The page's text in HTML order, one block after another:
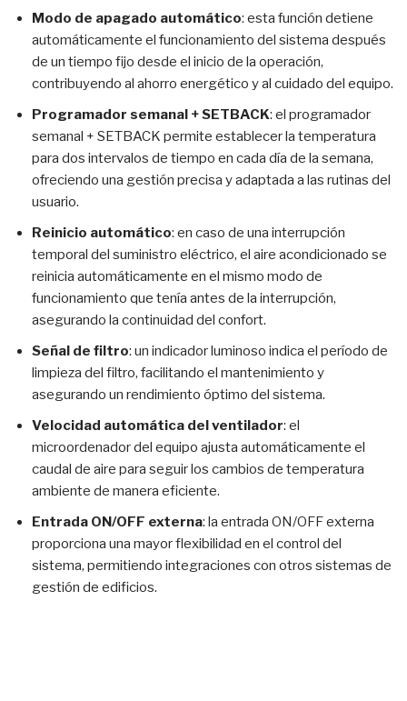
Modo de apagado automático: esta función detiene
automáticamente el funcionamiento del sistema después
de un tiempo fijo desde el inicio de la operación,
contribuyendo al ahorro energético y al cuidado del equipo.
Programador semanal + SETBACK: el programador
semanal + SETBACK permite establecer la temperatura
para dos intervalos de tiempo en cada día de la semana,
ofreciendo una gestión precisa y adaptada a las rutinas del
usuario.
Reinicio automático: en caso de una interrupción
temporal del suministro eléctrico, el aire acondicionado se
reinicia automáticamente en el mismo modo de
funcionamiento que tenía antes de la interrupción,
asegurando la continuidad del confort.
Señal de filtro: un indicador luminoso indica el período de
limpieza del filtro, facilitando el mantenimiento y
asegurando un rendimiento óptimo del sistema.
Velocidad automática del ventilador: el
microordenador del equipo ajusta automáticamente el
caudal de aire para seguir los cambios de temperatura
ambiente de manera eficiente.
Entrada ON/OFF externa: la entrada ON/OFF externa
proporciona una mayor flexibilidad en el control del
sistema, permitiendo integraciones con otros sistemas de
gestión de edificios.